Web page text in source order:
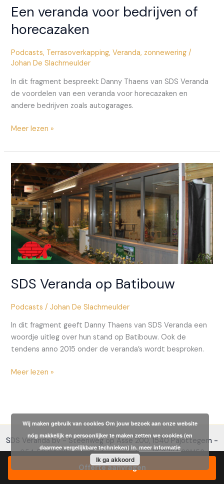
Een veranda voor bedrijven of
horecazaken
Podcasts, Terrasoverkapping,Veranda, zonnewering /
Johan De Slachmeulder
In dit fragment bespreekt Danny Thaens van SDS Veranda
de voordelen van een veranda voor horecazaken en
andere bedrijven zoals autogarages.
Een
voor
bedrijven
of
horecazaken
Meer lezen »
SDS Veranda op Batibouw
Podcasts /Johan De Slachmeulder
In dit fragment geeft Danny Thaens van SDS Veranda een
woordje uitleg over hun stand op Batibouw. Ook de
tendens anno 2015 onder de veranda’s wordt besproken.
SDS
Meer lezen »
SDS Veranda bv - Steenweg op Asse 200, 1540 Pajottegem -
054 56 64 32 - info@sdsveranda.be - BE0724.691.156
Offerte aanvragen
Wij maken gebruik van cookies Om jouw bezoek aan onze website
nóg makkelijk en persoonlijker te maken zetten we cookies (en
daarmee vergelijkbare technieken) in.meer informatie
Ik ga akkoord